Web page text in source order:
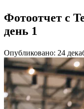
Фотоотчет с
день 1
Опубликовано: 24